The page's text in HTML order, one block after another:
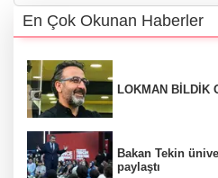
En Çok Okunan Haberler
LOKMAN BİLDİK
Bakan Tekin
paylaştı